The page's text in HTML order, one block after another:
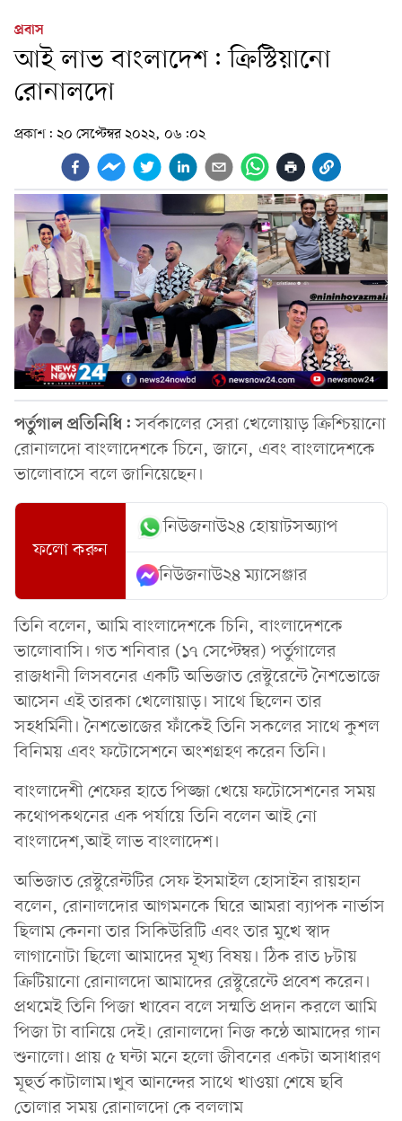
প্রবাস
আই লাভ বাংলাদেশ: ক্রিস্টিয়ানো
রোনালদো
প্রকাশ: ২০ সেপ্টেম্বর ২০২২, ০৬:০২
পর্তুগাল প্রতিনিধি:সর্বকালের সেরা খেলোয়াড় ক্রিশ্চিয়ানো
রোনালদো বাংলাদেশকে চিনে, জানে, এবং বাংলাদেশকে
ভালোবাসে বলে জানিয়েছেন।
ফলো করুন
নিউজনাউ২৪ হোয়াটসঅ্যাপ
নিউজনাউ২৪ ম্যাসেঞ্জার
তিনি বলেন, আমি বাংলাদেশকে চিনি, বাংলাদেশকে
ভালোবাসি। গত শনিবার (১৭ সেপ্টেম্বর) পর্তুগালের
রাজধানী লিসবনের একটি অভিজাত রেস্টুরেন্টে নৈশভোজে
আসেন এই তারকা খেলোয়াড়। সাথে ছিলেন তার
সহধর্মিনী। নৈশভোজের ফাঁকেই তিনি সকলের সাথে কুশল
বিনিময় এবং ফটোসেশনে অংশগ্রহণ করেন তিনি।
বাংলাদেশী শেফের হাতে পিজ্জা খেয়ে ফটোসেশনের সময়
কথোপকথনের এক পর্যায়ে তিনি বলেন আই নো
বাংলাদেশ,আই লাভ বাংলাদেশ।
অভিজাত রেস্টুরেন্টটির সেফ ইসমাইল হোসাইন রায়হান
বলেন, রোনালদোর আগমনকে ঘিরে আমরা ব্যাপক নার্ভাস
ছিলাম কেননা তার সিকিউরিটি এবং তার মুখে স্বাদ
লাগানোটা ছিলো আমাদের মূখ্য বিষয়। ঠিক রাত ৮টায়
ক্রিটিয়ানো রোনালদো আমাদের রেস্টুরেন্টে প্রবেশ করেন।
প্রথমেই তিনি পিজা খাবেন বলে সম্মতি প্রদান করলে আমি
পিজা টা বানিয়ে দেই। রোনালদো নিজ কন্ঠে আমাদের গান
শুনালো। প্রায় ৫ ঘন্টা মনে হলো জীবনের একটা অসাধারণ
মূহুর্ত কাটালাম।খুব আনন্দের সাথে খাওয়া শেষে ছবি
তোলার সময় রোনালদো কে বললাম